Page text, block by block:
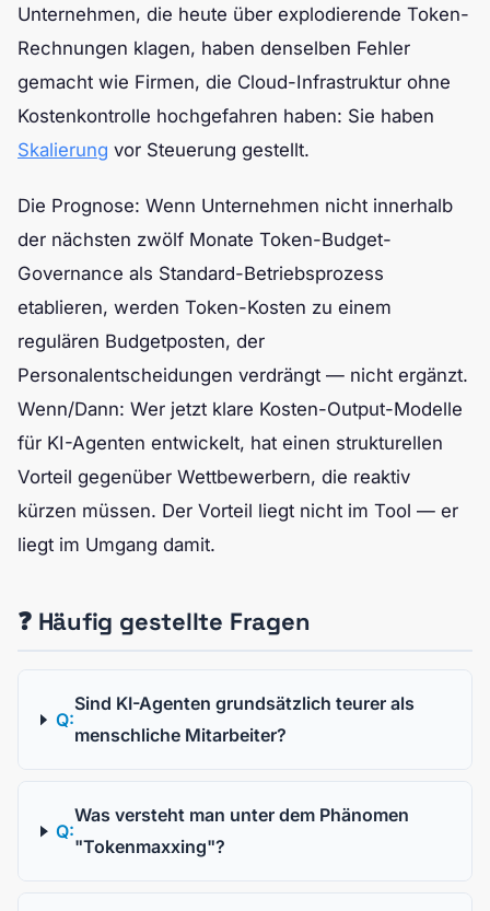
Unternehmen, die heute über explodierende Token-
Rechnungen klagen, haben denselben Fehler
gemacht wie Firmen, die Cloud-Infrastruktur ohne
Kostenkontrolle hochgefahren haben: Sie haben
Skalierung vor Steuerung gestellt.
Die Prognose: Wenn Unternehmen nicht innerhalb
der nächsten zwölf Monate Token-Budget-
Governance als Standard-Betriebsprozess
etablieren, werden Token-Kosten zu einem
regulären Budgetposten, der
Personalentscheidungen verdrängt — nicht ergänzt.
Wenn/Dann: Wer jetzt klare Kosten-Output-Modelle
für KI-Agenten entwickelt, hat einen strukturellen
Vorteil gegenüber Wettbewerbern, die reaktiv
kürzen müssen. Der Vorteil liegt nicht im Tool — er
liegt im Umgang damit.
❓ Häufig gestellte Fragen
Q:
Sind KI-Agenten grundsätzlich teurer als
menschliche Mitarbeiter?
Q:
Was versteht man unter dem Phänomen
"Tokenmaxxing"?